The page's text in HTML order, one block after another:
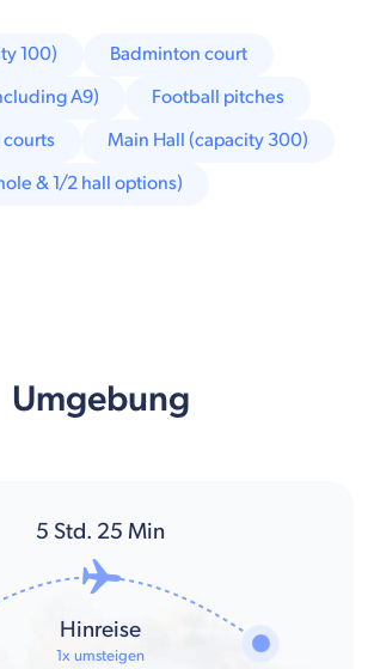
100)
Badminton court
A9)
Football pitches
Main Hall (capacity 300)
& 1/2 hall options)
Umgebung
5 Std. 25 Min
Hinreise
1x umsteigen